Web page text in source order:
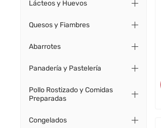
Lácteos y Huevos
Quesos y Fiambres
Abarrotes
Panadería y Pastelería
Pollo Rostizado y Comidas
Preparadas
Congelados